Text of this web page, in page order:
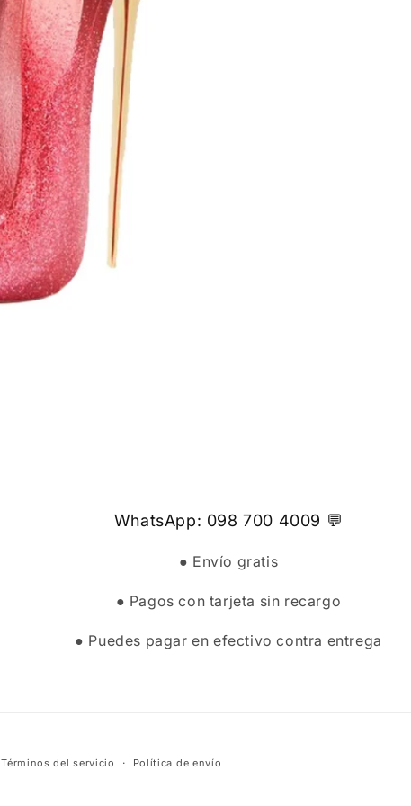
WhatsApp: 098 700 4009 💬
● Envío gratis
● Pagos con tarjeta sin recargo
● Puedes pagar en efectivo contra entrega
Términos del servicio Política de envío